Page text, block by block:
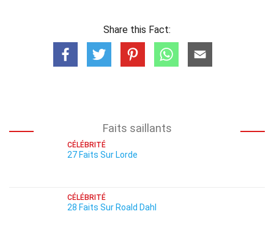
Share this Fact:
Faits saillants
CÉLÉBRITÉ
27 Faits Sur Lorde
CÉLÉBRITÉ
28 Faits Sur Roald Dahl